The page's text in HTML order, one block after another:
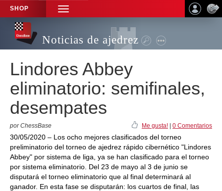
SHOP
TOGGLE
NAVIGATION
Noticias de ajedrez
Lindores Abbey
eliminatorio: semifinales,
desempates
por ChessBase Me gusta! 0 Comentarios
30/05/2020 – Los ocho mejores clasificados del torneo
preliminatorio del torneo de ajedrez rápido cibernético "Lindores
Abbey" por sistema de liga, ya se han clasificado para el torneo
por sistema eliminatorio. Del 23 de mayo al 3 de junio se
disputará el torneo eliminatorio que al final determinará al
ganador. En esta fase se disputarán: los cuartos de final, las